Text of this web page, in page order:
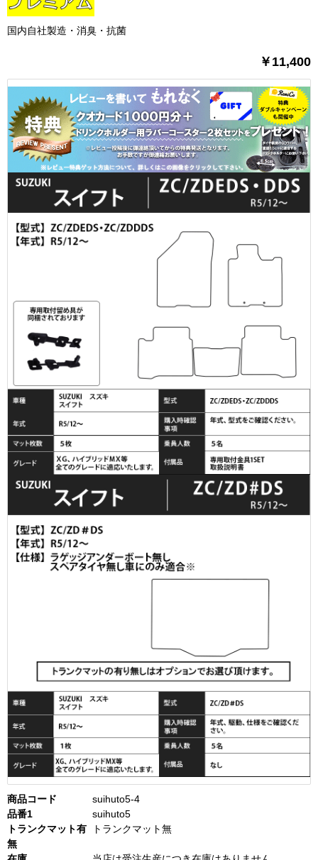
国内自社製造・消臭・抗菌
￥11,400
商品コード
suihuto5-4
品番1
suihuto5
トランクマット有
無
トランクマット無